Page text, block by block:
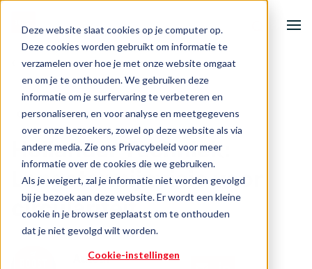
Deze website slaat cookies op je computer op.
Deze cookies worden gebruikt om informatie te
verzamelen over hoe je met onze website omgaat
en om je te onthouden. We gebruiken deze
informatie om je surfervaring te verbeteren en
personaliseren, en voor analyse en meetgegevens
over onze bezoekers, zowel op deze website als via
andere media. Zie ons Privacybeleid voor meer
informatie over de cookies die we gebruiken.
Als je weigert, zal je informatie niet worden gevolgd
bij je bezoek aan deze website. Er wordt een kleine
cookie in je browser geplaatst om te onthouden
dat je niet gevolgd wilt worden.
Cookie-instellingen
Onze activiteiten
Ondernemersuitdagingen
Events & inspiratie
Over BOOST
Terug naar het overzicht
Circulariteit AI & Data Digitalisering
Hollander Techniek:
Langetermijnvisie voor
circulariteit
Auteur